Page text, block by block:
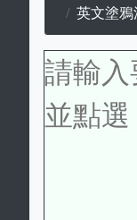
英文塗鴉泡沫